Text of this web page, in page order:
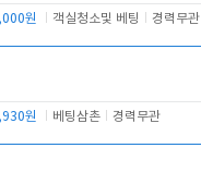
원 객실청소및 베팅 경력무관
원 베팅삼촌 경력무관